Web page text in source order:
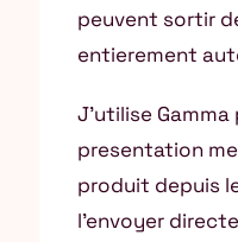
peuvent sortir
entierement
J’utilise
presentation
produit depuis
l’envoyer